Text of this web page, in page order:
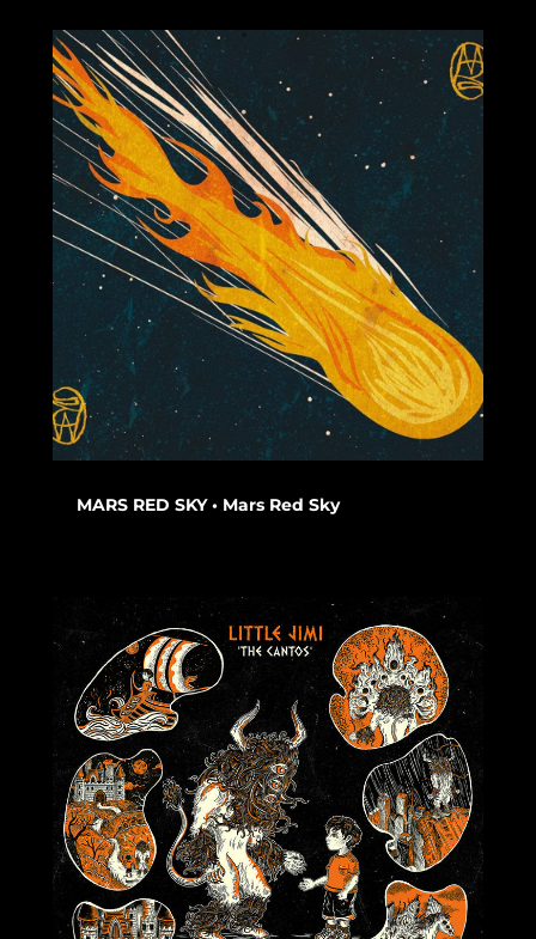
MARS RED SKY • Mars Red Sky